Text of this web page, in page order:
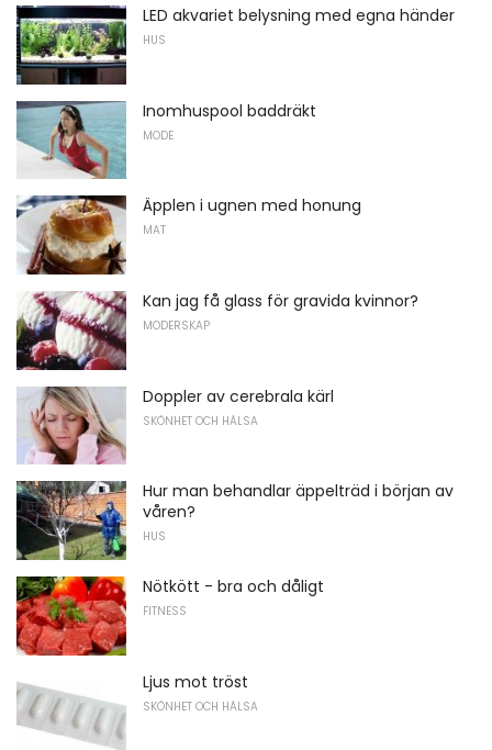
LED akvariet belysning med egna händer
HUS
Inomhuspool baddräkt
MODE
Äpplen i ugnen med honung
MAT
Kan jag få glass för gravida kvinnor?
MODERSKAP
Doppler av cerebrala kärl
SKÖNHET OCH HÄLSA
Hur man behandlar äppelträd i början av
våren?
HUS
Nötkött - bra och dåligt
FITNESS
Ljus mot tröst
SKÖNHET OCH HÄLSA